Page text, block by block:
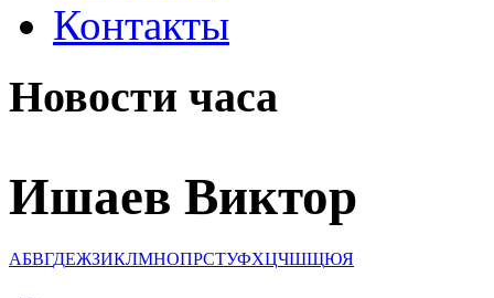
Контакты
Новости часа
Ишаев Виктор
АБВГДЕЖЗИКЛМНОПРСТУФХЦЧШЩЮЯ